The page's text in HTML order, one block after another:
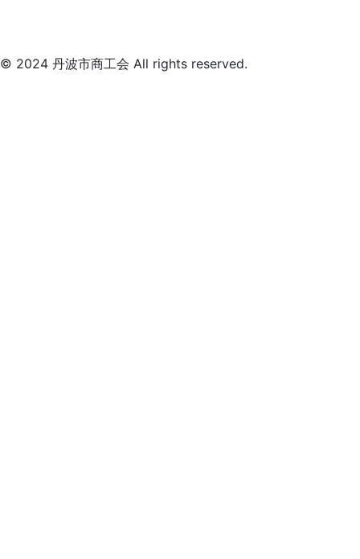
© 2024 丹波市商工会 All rights reserved.